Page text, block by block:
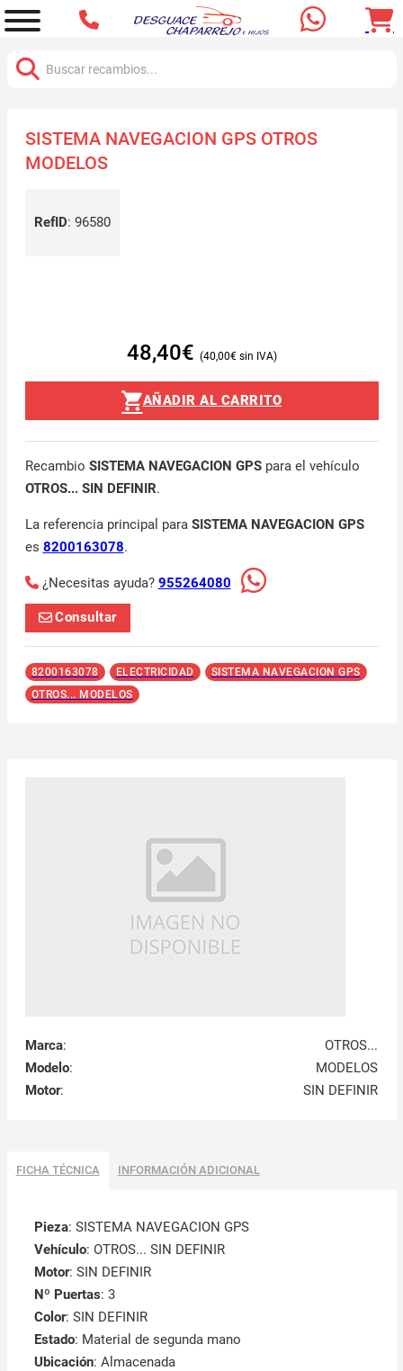
SISTEMA NAVEGACION GPS OTROS
MODELOS
RefID: 96580
48,40€ 40,00€
AÑADIR AL CARRITO
Recambio SISTEMA NAVEGACION GPSpara el vehículo
OTROS... SIN DEFINIR.
La referencia principal para SISTEMA NAVEGACION GPS
es 8200163078.
¿Necesitas ayuda? 955264080
Consultar
8200163078 ELECTRICIDAD
SISTEMA NAVEGACION GPS
OTROS... MODELOS
Marca:
OTROS...
Modelo:
MODELOS
Motor: SIN DEFINIR
FICHA TÉCNICA INFORMACIÓN ADICIONAL
Pieza: SISTEMA NAVEGACION GPS
Vehículo: OTROS... SIN DEFINIR
Motor: SIN DEFINIR
Nº Puertas: 3
Color: SIN DEFINIR
Estado: Material de segunda mano
Ubicación: Almacenada